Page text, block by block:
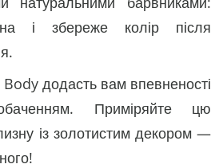
і збереже колір після
додасть вам впевненості
Приміряйте цю
із золотистим декором —